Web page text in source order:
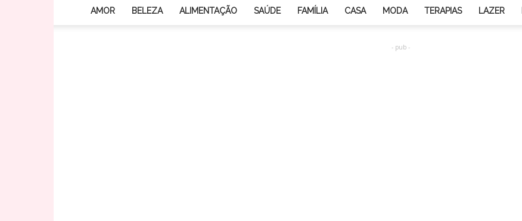
AMOR BELEZA ALIMENTAÇÃO SAÚDE FAMÍLIA CASA MODA TERAPIAS LAZER
- pub -